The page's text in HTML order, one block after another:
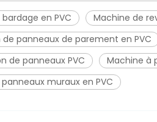
en PVC
Machine de
panneaux de parement en PVC
de panneaux PVC
Machine à
muraux en PVC